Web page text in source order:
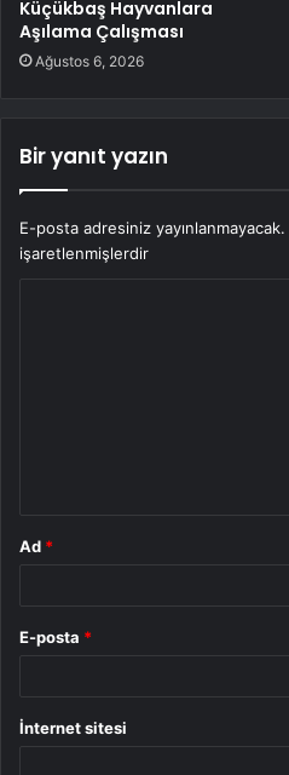
Küçükbaş Hayvanlara
Aşılama Çalışması
Ağustos 6, 2026
Bir yanıt yazın
E-posta adresiniz yayınlanmayacak.
işaretlenmişlerdir
Ad *
E-posta *
İnternet sitesi